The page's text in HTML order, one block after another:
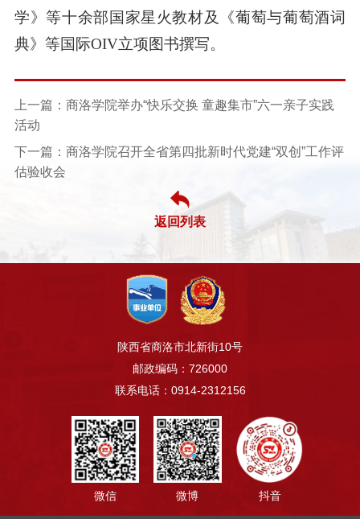
学》等十余部国家星火教材及《葡萄与葡萄酒词
典》等国际OIV立项图书撰写。
上一篇：商洛学院举办“快乐交换 童趣集市”六一亲子实践
活动
下一篇：商洛学院召开全省第四批新时代党建“双创”工作评
估验收会
返回列表
陕西省商洛市北新街10号
邮政编码：726000
联系电话：0914-2312156
微信 微博 抖音